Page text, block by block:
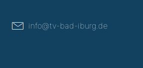
info@tv-bad-iburg.de